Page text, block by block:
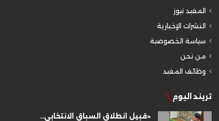
المفيد نيوز
النشرات الإخبارية
سياسة الخصوصية
من نحن
وظائف المفيد
تريند اليوم
«قبيل انطلاق السباق الانتخابي..